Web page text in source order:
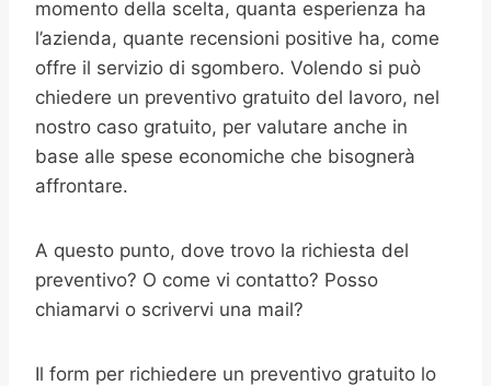
momento della scelta, quanta esperienza ha
l’azienda, quante recensioni positive ha, come
offre il servizio di sgombero. Volendo si può
chiedere un preventivo gratuito del lavoro, nel
nostro caso gratuito, per valutare anche in
base alle spese economiche che bisognerà
affrontare.
A questo punto, dove trovo la richiesta del
preventivo? O come vi contatto? Posso
chiamarvi o scrivervi una mail?
Il form per richiedere un preventivo gratuito lo